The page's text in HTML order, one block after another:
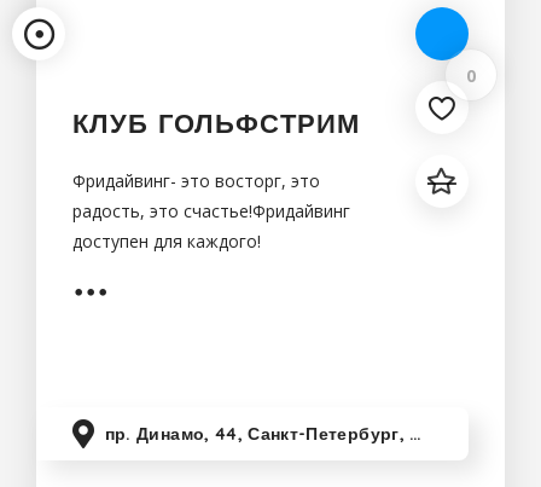
0
КЛУБ ГОЛЬФСТРИМ
Фридайвинг- это восторг, это
радость, это счастье!Фридайвинг
доступен для каждого!
пр. Динамо, 44, Санкт-Петербург, Россия